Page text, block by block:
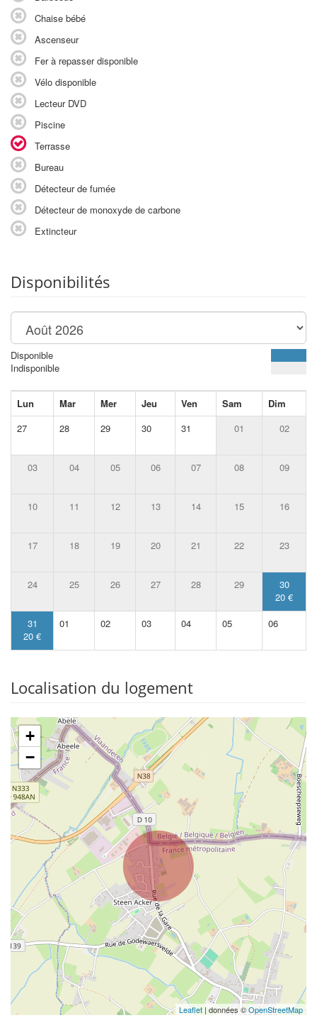
Chaise bébé
Ascenseur
Fer à repasser disponible
Vélo disponible
Lecteur DVD
Piscine
Terrasse
Bureau
Détecteur de fumée
Détecteur de monoxyde de carbone
Extincteur
Disponibilités
Disponible
Indisponible
Lun Mar Mer Jeu Ven Sam
Dim
27
28 29 30 31 01 02
03 04 05 06 07 08 09
10 11 12 13 14 15 16
17 18 19 20 21 22 23
24 25 26 27 28 29
30
20 €
31
20 €
01 02 03 04 05 06
Localisation du logement
+
−
Leaflet | données ©OpenStreetMap